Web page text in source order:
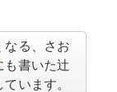
なる、さお
も書いた辻
います。